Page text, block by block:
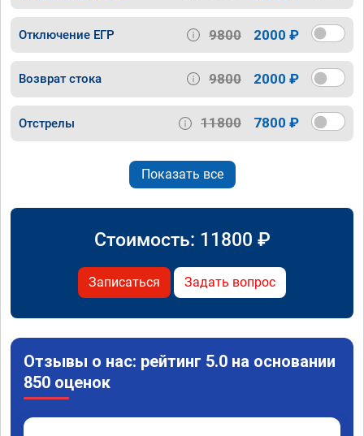
Отключение ЕГР 9800 2000 ₽
Возврат стока 9800 2000 ₽
Отстрелы 11800 7800 ₽
Показать все
Стоимость: 11800 ₽
Записаться Задать вопрос
Отзывы о нас: рейтинг 5.0 на основании
850 оценок